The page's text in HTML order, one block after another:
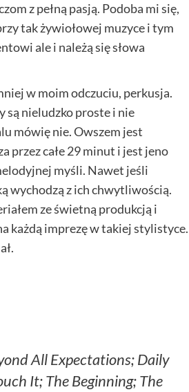
z pełną pasją. Podoba mi się,
tak żywiołowej muzyce i tym
ale i należą się słowa
w moim odczuciu, perkusja.
są nieludzko proste i nie
mówię nie. Owszem jest
przez całe 29 minut i jest jeno
myśli. Nawet jeśli
wychodzą z ich chwytliwością.
ze świetną produkcją i
każdą imprezę w takiej stylistyce.
All Expectations; Daily
It; The Beginning; The